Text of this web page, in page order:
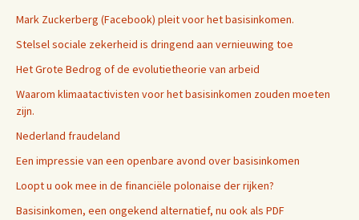
Mark Zuckerberg (Facebook) pleit voor het basisinkomen.
Stelsel sociale zekerheid is dringend aan vernieuwing toe
Het Grote Bedrog of de evolutietheorie van arbeid
Waarom klimaatactivisten voor het basisinkomen zouden moeten
zijn.
Nederland fraudeland
Een impressie van een openbare avond over basisinkomen
Loopt u ook mee in de financiële polonaise der rijken?
Basisinkomen, een ongekend alternatief, nu ook als PDF